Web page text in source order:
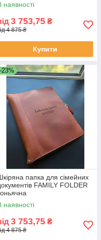
наявності
3 753,75 ₴
4 875 ₴
Купити
папка для сімейних
FAMILY FOLDER
наявності
3 753,75 ₴
4 875 ₴